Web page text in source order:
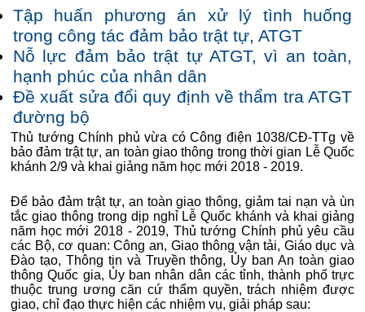
Tập huấn phương án xử lý tình huống
trong công tác đảm bảo trật tự, ATGT
Nỗ lực đảm bảo trật tự ATGT, vì an toàn,
hạnh phúc của nhân dân
Đề xuất sửa đổi quy định về thẩm tra ATGT
đường bộ
Thủ tướng Chính phủ vừa có Công điện 1038/CĐ-TTg về
bảo đảm trật tự, an toàn giao thông trong thời gian Lễ Quốc
khánh 2/9 và khai giảng năm học mới 2018 - 2019.
Để bảo đảm trật tự, an toàn giao thông, giảm tai nạn và ùn
tắc giao thông trong dịp nghỉ Lễ Quốc khánh và khai giảng
năm học mới 2018 - 2019, Thủ tướng Chính phủ yêu cầu
các Bộ, cơ quan: Công an, Giao thông vận tải, Giáo dục và
Đào tạo, Thông tin và Truyền thông, Ủy ban An toàn giao
thông Quốc gia, Ủy ban nhân dân các tỉnh, thành phố trực
thuộc trung ương căn cứ thẩm quyền, trách nhiệm được
giao, chỉ đạo thực hiện các nhiệm vụ, giải pháp sau: